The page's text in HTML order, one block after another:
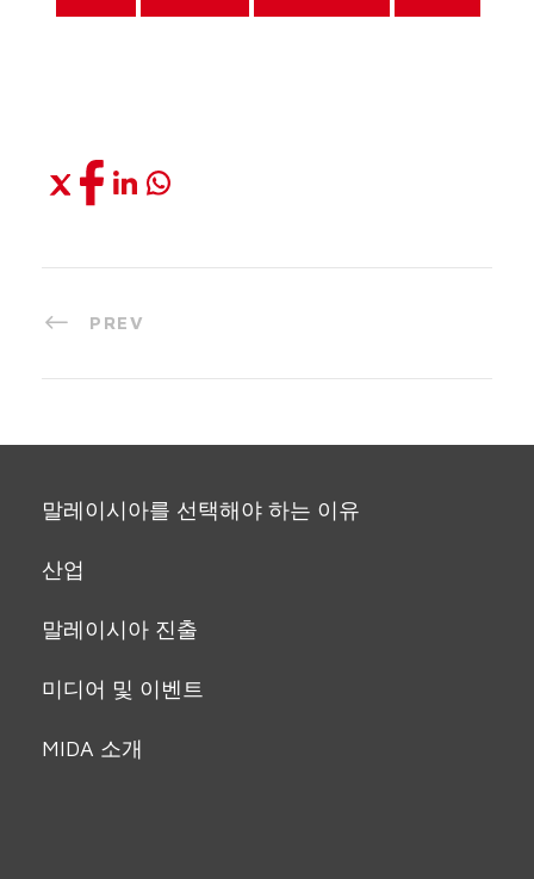
PREV
말레이시아를 선택해야 하는 이유
산업
말레이시아 진출
미디어 및 이벤트
MIDA 소개